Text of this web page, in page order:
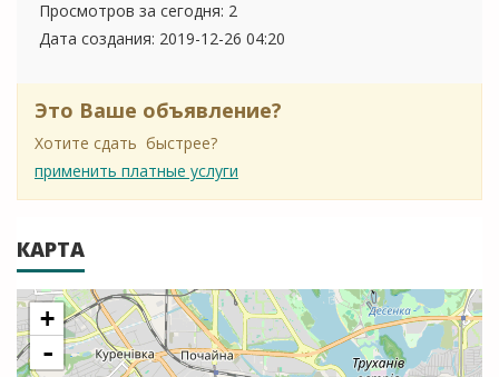
Просмотров за сегодня: 2
Дата создания: 2019-12-26 04:20
Это Ваше объявление?
Хотите сдать быстрее?
применить платные услуги
КАРТА
+
-